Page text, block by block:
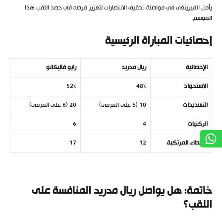
يأمل الميرينغي في مواصلة تحقيق الانتصارات لتعزيز فرصه في حصد اللقب هذا
الموسم.
إحصائيات المباراة الرئيسية
الإحصائية ريال مدريد
رايو فاليكانو
الاستحواذ
48%
52%
التسديدات
10 (5 على المرمى)
20 (6 على المرمى)
الركنيات
4
6
الأخطاء المرتكبة
12
17
خاتمة: هل يواصل ريال مدريد المنافسة على
اللقب؟